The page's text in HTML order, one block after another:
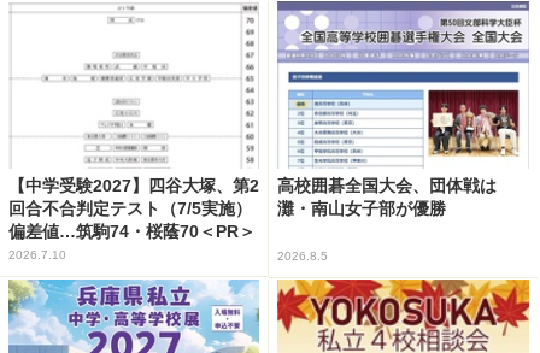
【中学受験2027】四谷大塚、第2
回合不合判定テスト（7/5実施）
偏差値…筑駒74・桜蔭70＜PR＞
2026.7.10
高校囲碁全国大会、団体戦は
灘・南山女子部が優勝
2026.8.5